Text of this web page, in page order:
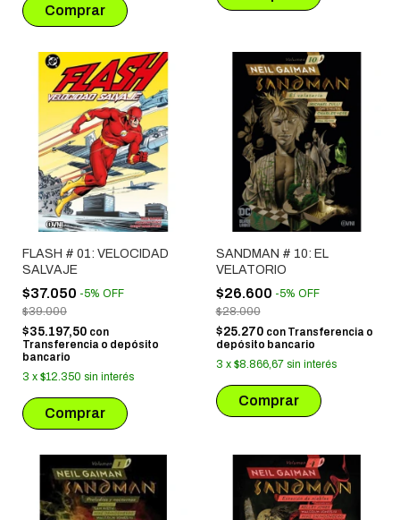
FLASH # 01: VELOCIDAD
SALVAJE
$37.050 -5% OFF
$39.000
$35.197,50 con
Transferencia o depósito
bancario
3 x $12.350 sin interés
SANDMAN # 10: EL
VELATORIO
$26.600 -5% OFF
$28.000
$25.270 con Transferencia o
depósito bancario
3 x $8.866,67 sin interés